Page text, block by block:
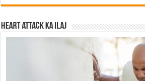
Heart attack ka ilaj